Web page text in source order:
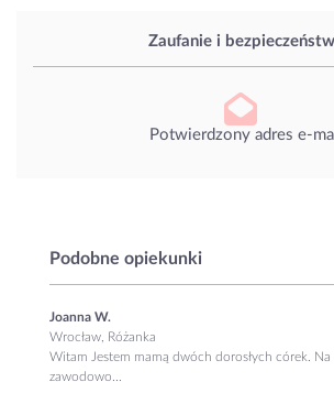
Zaufanie i
Potwierdzony adres e-
Podobne opiekunki
Joanna W.
Wrocław, Różanka
Witam Jestem mamą dwóch dorosłych córek.
zawodowo...